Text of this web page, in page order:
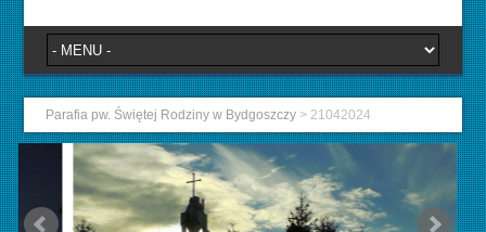
Parafia pw. Świętej Rodziny w Bydgoszczy >21042024